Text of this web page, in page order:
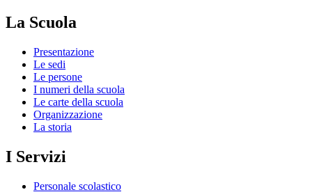
La Scuola
Presentazione
Le sedi
Le persone
I numeri della scuola
Le carte della scuola
Organizzazione
La storia
I Servizi
Personale scolastico